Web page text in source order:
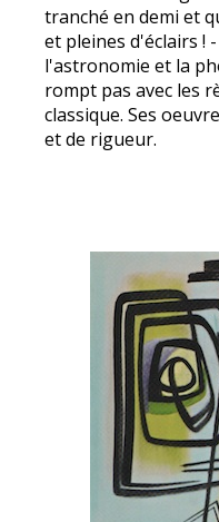
tranché en demi et
et pleines d'éclairs !
l'astronomie et la
rompt pas avec les
classique. Ses
et de rigueur.